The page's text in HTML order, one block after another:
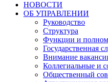
НОВОСТИ
ОБ УПРАВЛЕНИИ
Руководство
Структура
Функции и
Государственная
Внимание
Коллегиальные и
Общественный